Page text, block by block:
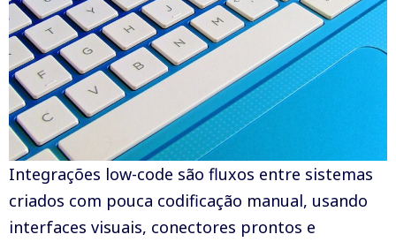
Integrações low-code são fluxos entre sistemas
criados com pouca codificação manual, usando
interfaces visuais, conectores prontos e